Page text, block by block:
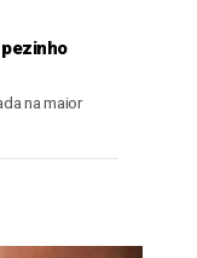
na maior